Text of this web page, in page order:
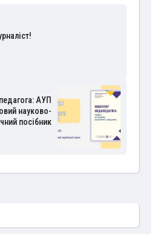
АУП
науково-
посібник